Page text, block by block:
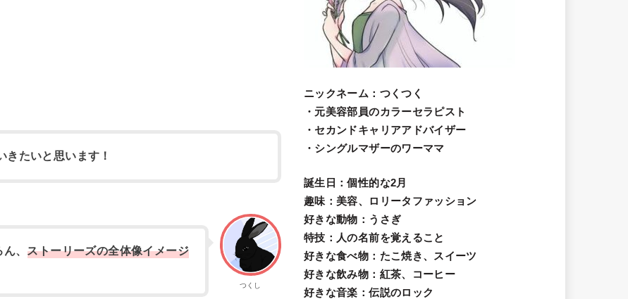
きたいと思います！
つくし
、 ストーリーズの全体像イメージ
ニックネーム ：つくつく
・元美容部員のカラーセラピスト
・セカンドキャリアアドバイザー
・シングルマザーのワーママ
誕生日 ：個性的な2月
趣味 ：美容、ロリータファッション
好きな動物 ：うさぎ
特技 ：人の名前を覚えること
好きな食べ物 ：たこ焼き、スイーツ
好きな飲み物：紅茶、コーヒー
好きな音楽：伝説のロック